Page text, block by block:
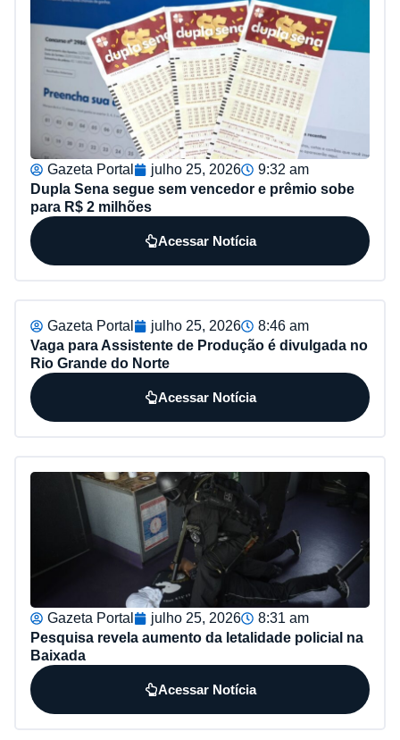
Gazeta Portal julho 25, 2026
9:32 am
Dupla Sena segue sem vencedor e prêmio sobe
para R$ 2 milhões
Acessar Notícia
Gazeta Portal julho 25, 2026
8:46 am
Vaga para Assistente de Produção é divulgada no
Rio Grande do Norte
Acessar Notícia
Gazeta Portal julho 25, 2026
8:31 am
Pesquisa revela aumento da letalidade policial na
Baixada
Acessar Notícia